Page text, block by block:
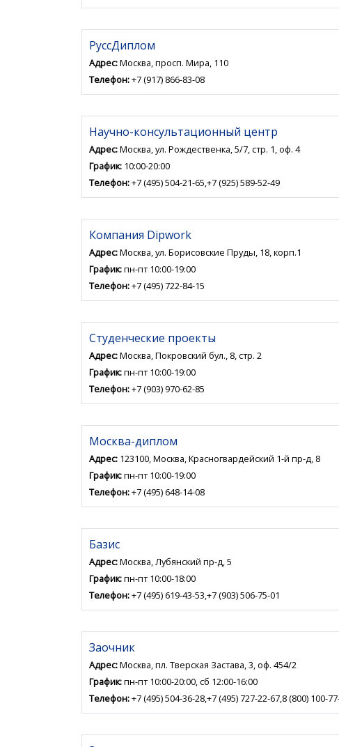
РуссДиплом
Адрес:Москва, просп. Мира, 110
Телефон:+7 (917) 866-83-08
Научно-консультационный центр
Адрес:Москва, ул. Рождественка, 5/7, стр. 1, оф. 4
График: 10:00-20:00
Телефон:+7 (495) 504-21-65,+7 (925) 589-52-49
Компания Dipwork
Адрес:Москва, ул. Борисовские Пруды, 18, корп.1
График:пн-пт 10:00-19:00
Телефон:+7 (495) 722-84-15
Студенческие проекты
Адрес:Москва, Покровский бул., 8, стр. 2
График:пн-пт 10:00-19:00
Телефон:+7 (903) 970-62-85
Москва-диплом
Адрес: 123100, Москва, Красногвардейский 1-й пр-д, 8
График:пн-пт 10:00-19:00
Телефон:+7 (495) 648-14-08
Базис
Адрес:Москва, Лубянский пр-д, 5
График:пн-пт 10:00-18:00
Телефон:+7 (495) 619-43-53,+7 (903) 506-75-01
Заочник
Адрес:Москва, пл. Тверская Застава, 3, оф. 454/2
График:пн-пт 10:00-20:00, сб 12:00-16:00
Телефон:+7 (495) 504-36-28,+7 (495) 727-22-67,8 (800) 100-